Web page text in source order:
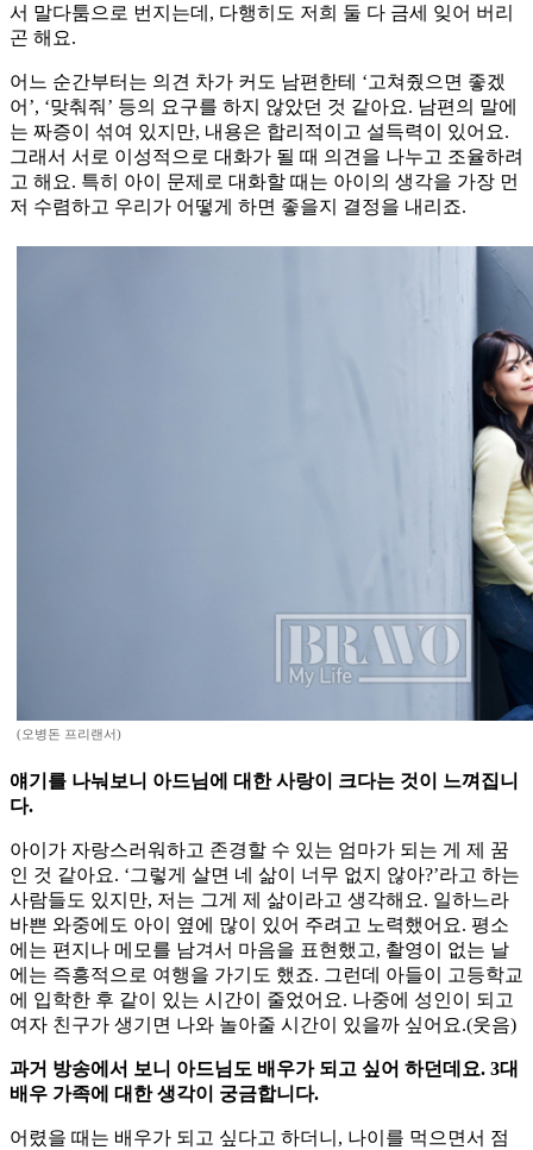
서 말다툼으로 번지는데, 다행히도 저희 둘 다 금세 잊어 버리
곤 해요.
어느 순간부터는 의견 차가 커도 남편한테 ‘고쳐줬으면 좋겠
어’, ‘맞춰줘’ 등의 요구를 하지 않았던 것 같아요. 남편의 말에
는 짜증이 섞여 있지만, 내용은 합리적이고 설득력이 있어요.
그래서 서로 이성적으로 대화가 될 때 의견을 나누고 조율하려
고 해요. 특히 아이 문제로 대화할 때는 아이의 생각을 가장 먼
저 수렴하고 우리가 어떻게 하면 좋을지 결정을 내리죠.
(오병돈 프리랜서)
얘기를 나눠보니 아드님에 대한 사랑이 크다는 것이 느껴집니
다.
아이가 자랑스러워하고 존경할 수 있는 엄마가 되는 게 제 꿈
인 것 같아요. ‘그렇게 살면 네 삶이 너무 없지 않아?’라고 하는
사람들도 있지만, 저는 그게 제 삶이라고 생각해요. 일하느라
바쁜 와중에도 아이 옆에 많이 있어 주려고 노력했어요. 평소
에는 편지나 메모를 남겨서 마음을 표현했고, 촬영이 없는 날
에는 즉흥적으로 여행을 가기도 했죠. 그런데 아들이 고등학교
에 입학한 후 같이 있는 시간이 줄었어요. 나중에 성인이 되고
여자 친구가 생기면 나와 놀아줄 시간이 있을까 싶어요.(웃음)
과거 방송에서 보니 아드님도 배우가 되고 싶어 하던데요. 3대
배우 가족에 대한 생각이 궁금합니다.
어렸을 때는 배우가 되고 싶다고 하더니, 나이를 먹으면서 점